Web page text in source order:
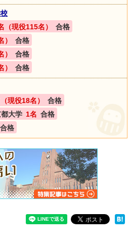
（現役115名）
合格
合格
合格
合格
現役18名）
合格
大学 1名 合格
合格